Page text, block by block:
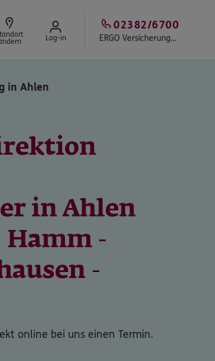
Log-in ERGO Versicherungsbüro Mrosek in Ahlen
02382/6700
in Ahlen
in Ahlen
Hamm -
-
online bei uns einen Termin.